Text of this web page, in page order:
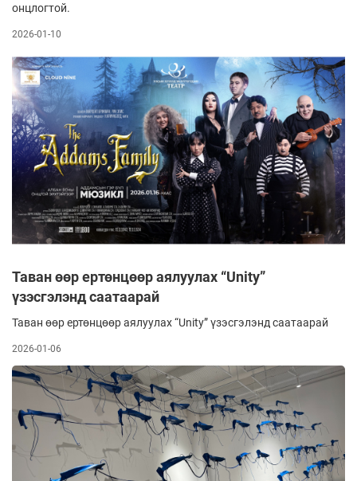
онцлогтой.
2026-01-10
Таван өөр ертөнцөөр аялуулах “Unity”
үзэсгэлэнд саатаарай
Таван өөр ертөнцөөр аялуулах “Unity” үзэсгэлэнд саатаарай
2026-01-06